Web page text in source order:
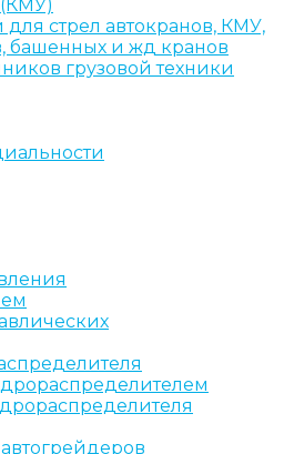
стрел автокранов, КМУ,
башенных и жд кранов
грузовой техники